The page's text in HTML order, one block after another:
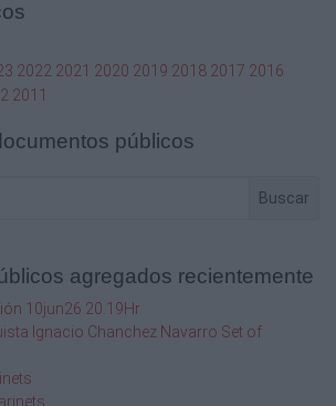
2022 2021 2020 2019 2018 2017 2016
2011
públicos
Buscar
agregados recientemente
10jun26 20.19Hr
Ignacio Chanchez Navarro Set of